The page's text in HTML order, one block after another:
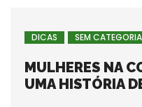
DICAS SEM CATEGORIA
MULHERES NA
UMA HISTÓRIA